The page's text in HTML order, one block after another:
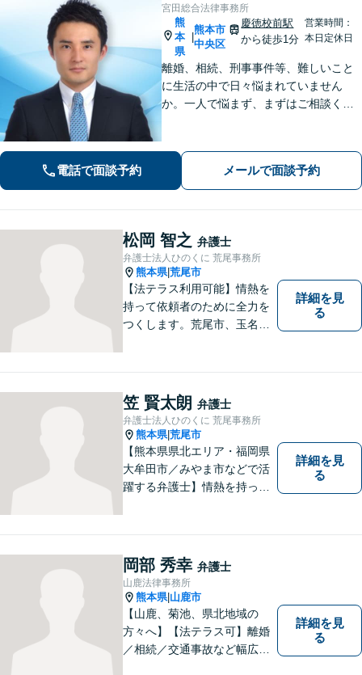
宮田総合法律事務所
熊
本
県
熊本市
中央区
慶徳校前駅
から徒歩1分
営業時間：
本日定休日
離婚、相続、刑事事件等、難しいこと
に生活の中で日々悩まれていません
か。一人で悩まず、まずはご相談くだ
か、解決できるとしてどういった解決
策があるかご提案します。
電話で面談予約 メールで面談予約
松岡 智之 弁護士
弁護士法人ひのくに 荒尾事務所
熊本県|荒尾市
【法テラス利用可能】情熱を
持って依頼者のために全力を
つくします。荒尾市、玉名郡
能。個人、企業どちらの案件
にも対応可能ですのでお気軽
にご相談ください。【幅広い
案件のご相談可能】
詳細を見
る
笠 賢太朗 弁護士
弁護士法人ひのくに 荒尾事務所
熊本県|荒尾市
【熊本県県北エリア・福岡県
大牟田市／みやま市などで活
躍する弁護士】情熱を持って
題に1つ1つ丁寧に取り組みま
す。離婚 、相続、交通事故、
企業法務など幅広いお困りご
とに対応可能です！
詳細を見
る
岡部 秀幸 弁護士
山鹿法律事務所
熊本県| 山鹿市
【山鹿、菊池、県北地域の
方々へ】【法テラス可】離婚
／相続／交通事故など幅広く
詳細を見
る